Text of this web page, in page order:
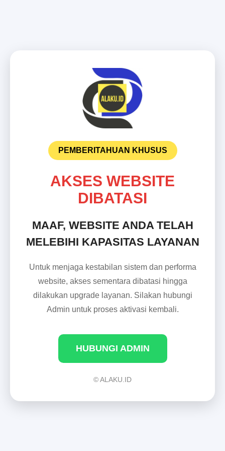
PEMBERITAHUAN KHUSUS
AKSES WEBSITE
DIBATASI
MAAF, WEBSITE ANDA TELAH
MELEBIHI KAPASITAS LAYANAN
Untuk menjaga kestabilan sistem dan performa
website, akses sementara dibatasi hingga
dilakukan upgrade layanan. Silakan hubungi
Admin untuk proses aktivasi kembali.
HUBUNGI ADMIN
© ALAKU.ID